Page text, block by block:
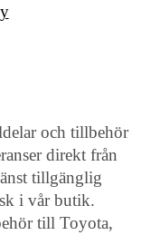
och tillbehör
direkt från
tillgänglig
i vår butik.
till Toyota,